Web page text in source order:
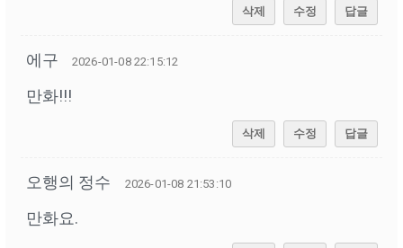
삭제 수정 답글
에구 2026-01-08 22:15:12
만화!!!
삭제 수정 답글
오행의 정수 2026-01-08 21:53:10
만화요.